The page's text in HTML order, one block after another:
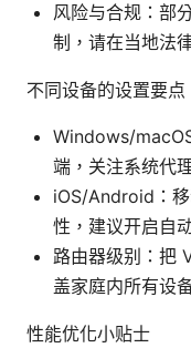
风险与合规：部
制，请在当地法
不同设备的设置要点
Windows/
端，关注系统代
iOS/Android：
性，建议开启自
路由器级别：把
盖家庭内所有设
性能优化小贴士